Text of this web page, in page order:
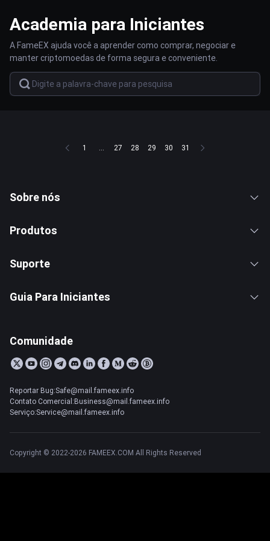
Academia para Iniciantes
A FameEX ajuda você a aprender como comprar, negociar e
manter criptomoedas de forma segura e conveniente.
1 ... 27 28 29 30 31
Sobre nós
Produtos
Suporte
Guia Para Iniciantes
Comunidade
Reportar Bug:Safe@mail.fameex.info
Contato Comercial:Business@mail.fameex.info
Serviço:Service@mail.fameex.info
Copyright © 2022-2026 FAMEEX.COM All Rights Reserved